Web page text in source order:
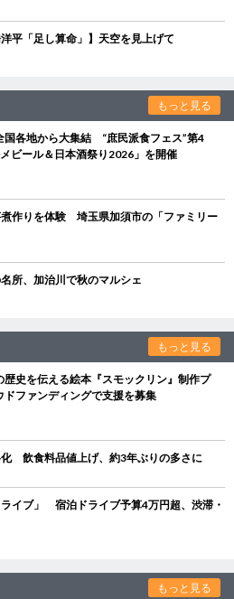
平「足し算命」】天空を見上げて
もっと見る
国各地から大集結 “庶民派食フェス”第4
ビール＆日本酒祭り2026」を開催
作りを体験 埼玉県加須市の「ファミリー
所、加治川で秋のマルシェ
もっと見る
歴史を伝える絵本『スモックリン』制作プ
ファンディングで支援を募集
化 飲食料品値上げ、約3年ぶりの多さに
イブ」 宿泊ドライブ予算4万円超、渋滞・
もっと見る